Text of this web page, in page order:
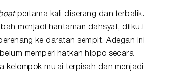
pertama kali diserang dan terbalik.
menjadi hantaman dahsyat, diikuti
ke daratan sempit. Adegan ini
memperlihatkan hippo secara
kelompok mulai terpisah dan menjadi